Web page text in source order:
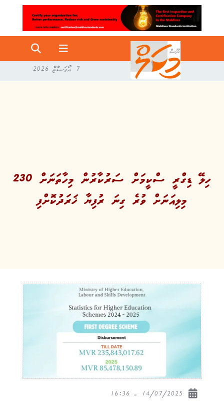
7 އޯގަސްޓް 2026
ހިލޭ ޑިގްރީ ސްކީމަށް ސަރުކާރުން މިހާތަނަށް 230
މިލިއަނަށް ވުރެ ގިނަ ރުފިޔާ ޚަރަދުކޮށްފި